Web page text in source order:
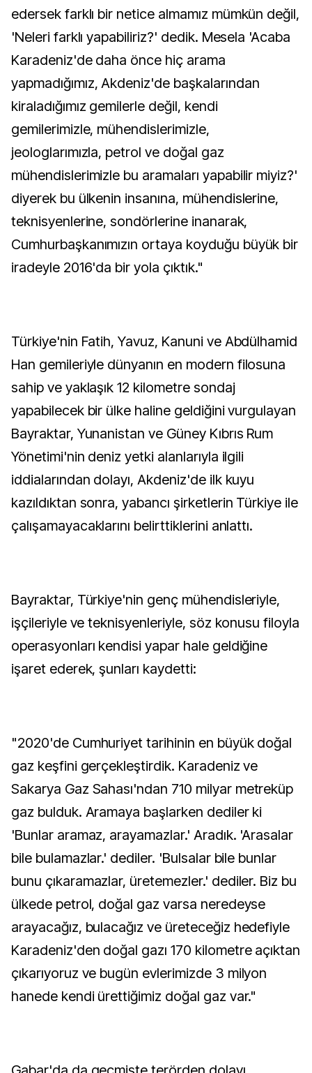
edersek farklı bir netice almamız mümkün değil,
'Neleri farklı yapabiliriz?' dedik. Mesela 'Acaba
Karadeniz'de daha önce hiç arama
yapmadığımız, Akdeniz'de başkalarından
kiraladığımız gemilerle değil, kendi
gemilerimizle, mühendislerimizle,
jeologlarımızla, petrol ve doğal gaz
mühendislerimizle bu aramaları yapabilir miyiz?'
diyerek bu ülkenin insanına, mühendislerine,
teknisyenlerine, sondörlerine inanarak,
Cumhurbaşkanımızın ortaya koyduğu büyük bir
iradeyle 2016'da bir yola çıktık."
Türkiye'nin Fatih, Yavuz, Kanuni ve Abdülhamid
Han gemileriyle dünyanın en modern filosuna
sahip ve yaklaşık 12 kilometre sondaj
yapabilecek bir ülke haline geldiğini vurgulayan
Bayraktar, Yunanistan ve Güney Kıbrıs Rum
Yönetimi'nin deniz yetki alanlarıyla ilgili
iddialarından dolayı, Akdeniz'de ilk kuyu
kazıldıktan sonra, yabancı şirketlerin Türkiye ile
çalışamayacaklarını belirttiklerini anlattı.
Bayraktar, Türkiye'nin genç mühendisleriyle,
işçileriyle ve teknisyenleriyle, söz konusu filoyla
operasyonları kendisi yapar hale geldiğine
işaret ederek, şunları kaydetti:
"2020'de Cumhuriyet tarihinin en büyük doğal
gaz keşfini gerçekleştirdik. Karadeniz ve
Sakarya Gaz Sahası'ndan 710 milyar metreküp
gaz bulduk. Aramaya başlarken dediler ki
'Bunlar aramaz, arayamazlar.' Aradık. 'Arasalar
bile bulamazlar.' dediler. 'Bulsalar bile bunlar
bunu çıkaramazlar, üretemezler.' dediler. Biz bu
ülkede petrol, doğal gaz varsa neredeyse
arayacağız, bulacağız ve üreteceğiz hedefiyle
Karadeniz'den doğal gazı 170 kilometre açıktan
çıkarıyoruz ve bugün evlerimizde 3 milyon
hanede kendi ürettiğimiz doğal gaz var."